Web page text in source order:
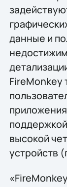
данные и
FireMonkey
высокой
устройств